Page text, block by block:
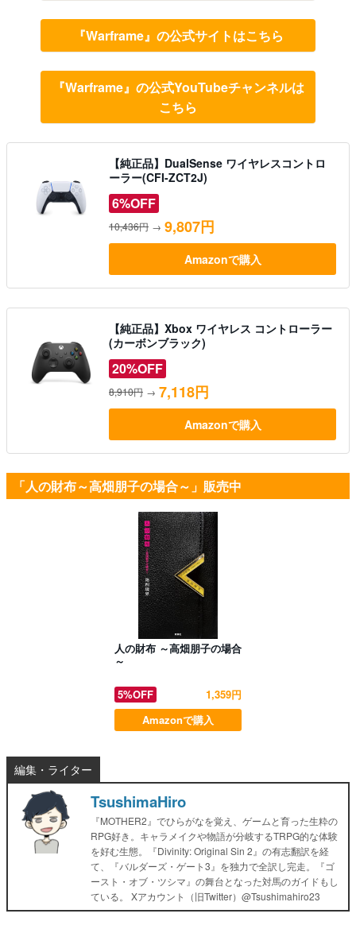
『Warframe』の公式サイトはこちら
『Warframe』の公式YouTubeチャンネルは
こちら
【純正品】DualSense ワイヤレスコントロ
ーラー(CFI-ZCT2J)
6%OFF
10,436円 → 9,807円
Amazonで購入
【純正品】Xbox ワイヤレス コントローラー
(カーボンブラック)
20%OFF
8,910円 → 7,118円
Amazonで購入
「人の財布～高畑朋子の場合～」販売中
人の財布 ～高畑朋子の場合
～
5%OFF
1,359円
Amazonで購入
編集・ライター
TsushimaHiro
『MOTHER2』でひらがなを覚え、ゲームと育った生粋の
RPG好き。キャラメイクや物語が分岐するTRPG的な体験
を好む生態。『Divinity: Original Sin 2』の有志翻訳を経
て、『バルダーズ・ゲート3』を独力で全訳し完走。『ゴ
ースト・オブ・ツシマ』の舞台となった対馬のガイドもし
ている。 Xアカウント（旧Twitter）@Tsushimahiro23